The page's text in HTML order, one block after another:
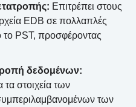
Επιτρέπει στους
EDB σε πολλαπλές
το PST, προσφέροντας
δεδομένων:
τα στοιχεία των
των